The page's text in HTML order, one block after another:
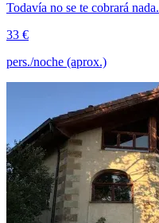
Todavía no se te cobrará nada.
33 €
pers./noche (aprox.)